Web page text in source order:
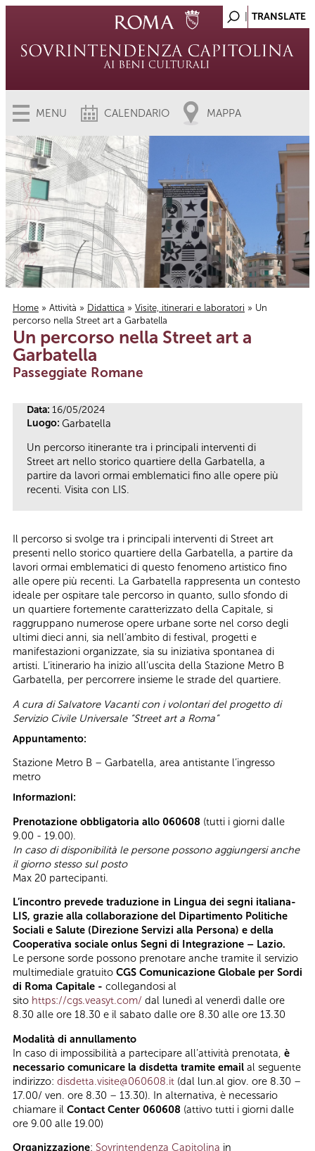
MENU CALENDARIO MAPPA
Tu sei qui
Home » Attività » Didattica » Visite, itinerari e laboratori » Un
percorso nella Street art a Garbatella
Un percorso nella Street art a
Garbatella
Passeggiate Romane
Data: 16/05/2024
Luogo: Garbatella
Un percorso itinerante tra i principali interventi di
Street art nello storico quartiere della Garbatella, a
partire da lavori ormai emblematici fino alle opere più
recenti. Visita con LIS.
Il percorso si svolge tra i principali interventi di Street art
presenti nello storico quartiere della Garbatella, a partire da
lavori ormai emblematici di questo fenomeno artistico fino
alle opere più recenti. La Garbatella rappresenta un contesto
ideale per ospitare tale percorso in quanto, sullo sfondo di
un quartiere fortemente caratterizzato della Capitale, si
raggruppano numerose opere urbane sorte nel corso degli
ultimi dieci anni, sia nell’ambito di festival, progetti e
manifestazioni organizzate, sia su iniziativa spontanea di
artisti. L’itinerario ha inizio all’uscita della Stazione Metro B
Garbatella, per percorrere insieme le strade del quartiere.
A cura di Salvatore Vacanti con i volontari del progetto di
Servizio Civile Universale “Street art a Roma”
Appuntamento:
Stazione Metro B – Garbatella, area antistante l’ingresso
metro
Informazioni:
Prenotazione obbligatoria allo 060608 (tutti i giorni dalle
9.00 - 19.00).
In caso di disponibilità le persone possono aggiungersi anche
il giorno stesso sul posto
Max 20 partecipanti.
L’incontro prevede traduzione in Lingua dei segni italiana-
LIS, grazie alla collaborazione del Dipartimento Politiche
Sociali e Salute (Direzione Servizi alla Persona) e della
Cooperativa sociale onlus Segni di Integrazione – Lazio.
Le persone sorde possono prenotare anche tramite il servizio
multimediale gratuito CGS Comunicazione Globale per Sordi
di Roma Capitale - collegandosi al
sito https://cgs.veasyt.com/ dal lunedì al venerdì dalle ore
8.30 alle ore 18.30 e il sabato dalle ore 8.30 alle ore 13.30
Modalità di annullamento
In caso di impossibilità a partecipare all’attività prenotata, è
necessario comunicare la disdetta tramite email al seguente
indirizzo: disdetta.visite@060608.it (dal lun.al giov. ore 8.30 –
17.00/ ven. ore 8.30 – 13.30). In alternativa, è necessario
chiamare il Contact Center 060608 (attivo tutti i giorni dalle
ore 9.00 alle 19.00)
Organizzazione: Sovrintendenza Capitolina in